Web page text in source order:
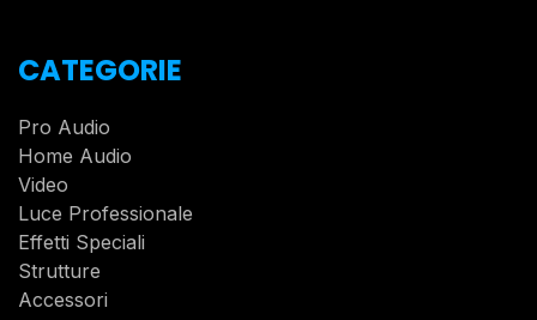
CATEGORIE
Pro Audio
Home Audio
Video
Luce Professionale
Effetti Speciali
Strutture
Accessori